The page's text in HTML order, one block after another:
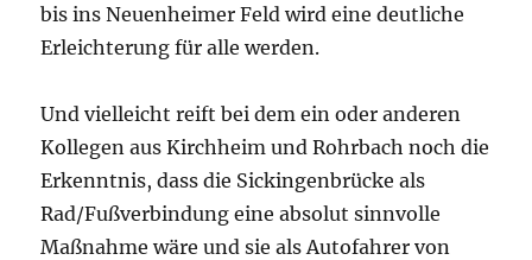
bis ins Neuenheimer Feld wird eine deutliche
Erleichterung für alle werden.
Und vielleicht reift bei dem ein oder anderen
Kollegen aus Kirchheim und Rohrbach noch die
Erkenntnis, dass die Sickingenbrücke als
Rad/Fußverbindung eine absolut sinnvolle
Maßnahme wäre und sie als Autofahrer von